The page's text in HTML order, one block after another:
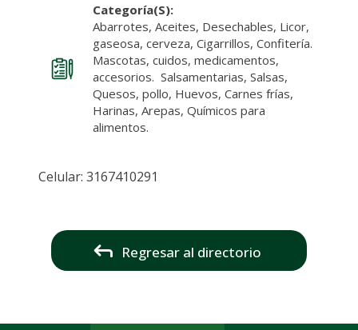
Categoría(s):
Abarrotes, Aceites, Desechables, Licor,
gaseosa, cerveza, Cigarrillos, Confitería.
Mascotas, cuidos, medicamentos,
accesorios. Salsamentarias, Salsas,
Quesos, pollo, Huevos, Carnes frías,
Harinas, Arepas, Químicos para
alimentos.
Celular: 3167410291
Regresar al directorio